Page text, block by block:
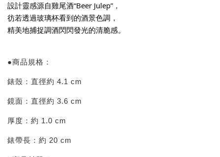
設計靈感源自雞尾酒“Beer Julep”，
彷若透過玻璃杯看到的酒景色調，
精美地捕捉調酒閃閃發光的清脆感。
●商品規格：
錶殼：直徑約 4.1 cm
鏡面：直徑約 3.6 cm
厚度：約 1.0 cm
錶帶長：約 20 cm